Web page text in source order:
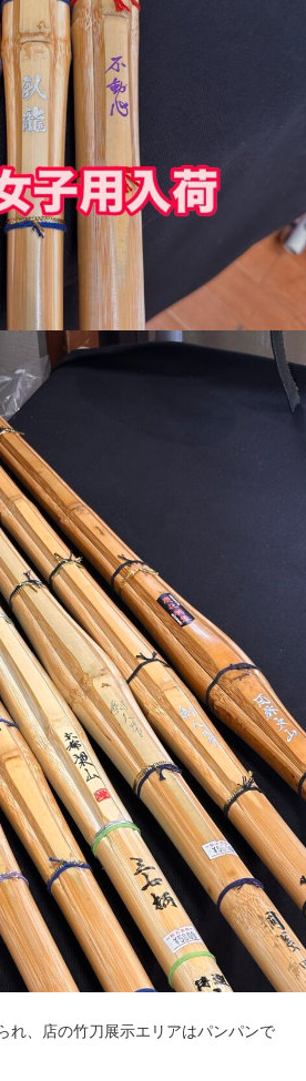
れ、店の竹刀展示エリアはパンパンで